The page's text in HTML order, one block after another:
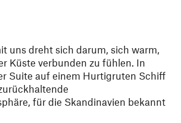
uns dreht sich darum, sich warm,
Küste verbunden zu fühlen. In
Suite auf einem Hurtigruten Schiff
für die Skandinavien bekannt